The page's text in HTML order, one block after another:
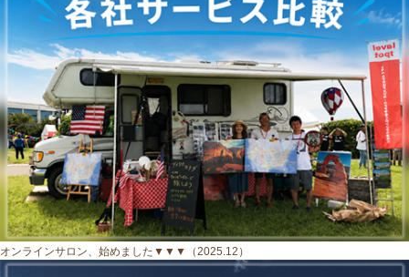
オンラインサロン、始めました▼▼▼（2025.12）